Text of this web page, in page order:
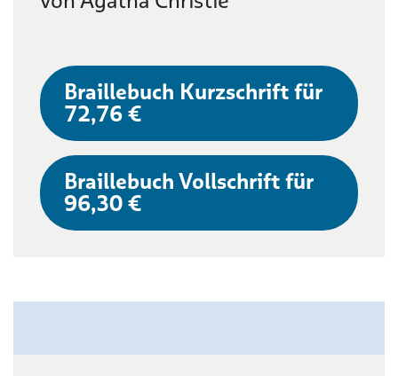
Braillebuch Kurzschrift für
72,76 €
Braillebuch Vollschrift für
96,30 €